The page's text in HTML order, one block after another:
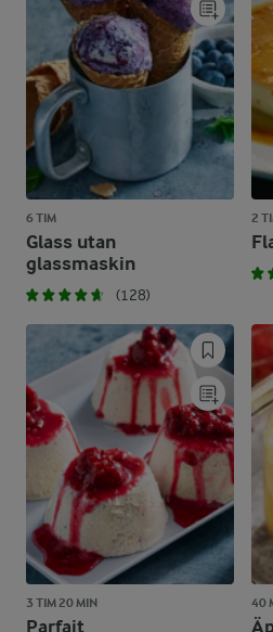
6 TIM
Glass utan
glassmaskin
(128)
2
3 TIM 20 MIN
Parfait
40